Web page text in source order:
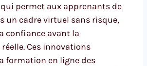
permet aux apprenants de
un cadre virtuel sans risque,
confiance avant la
Ces innovations
formation en ligne des